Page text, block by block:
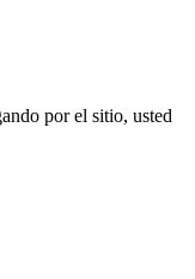
por el sitio, usted